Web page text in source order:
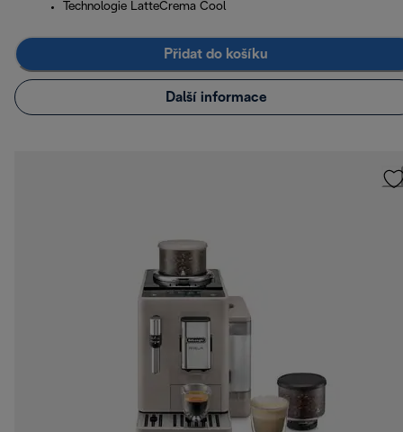
Technologie LatteCrema Cool
Přidat do košíku
Další informace